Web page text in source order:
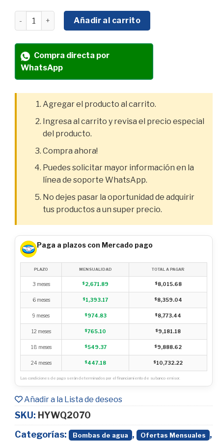
MOTOBOMBA A GASOLINA HYUNDAI 2" X 2" SUCCIÓN
Añadir al carrito
Compra directa por
WhatsApp
Agregar el producto al carrito.
Ingresa al carrito y revisa el precio especial
del producto.
Compra ahora!
Puedes solicitar mayor información en la
línea de soporte WhatsApp.
No dejes pasar la oportunidad de adquirir
tus productos a un super precio.
Paga a plazos con Mercado pago
PLAZO MENSUALIDAD TOTAL A PAGAR
3 meses $2,671.89 $8,015.68
6 meses $1,393.17 $8,359.04
9 meses $974.83 $8,773.44
12 meses $765.10 $9,181.18
18 meses $549.37 $9,888.62
24 meses $447.18 $10,732.22
Las condiciones de pago serán determinados por el financiamiento de su banco emisor.
Añadir a la Lista de deseos
SKU: HYWQ2070
Categorías:
Bombas de agua , Ofertas Mensuales ,